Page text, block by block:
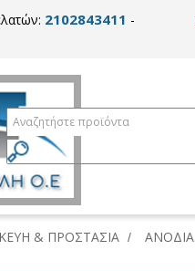
2102843411 -
& ΠΡΟΣΤΑΣΙΑ / ΑΝΟΔΙΑ